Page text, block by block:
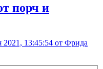
порч и
2021, 13:45:54 от Фрида